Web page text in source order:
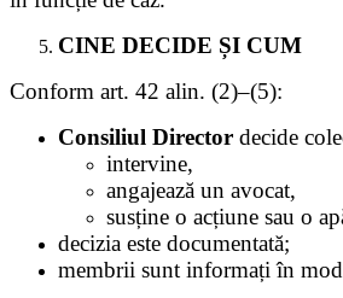
CINE DECIDE ȘI CUM
Conform art. 42 alin. (2)–(5):
Consiliul Director decide
intervine,
angajează un avocat,
susține o acțiune sau o
decizia este documentată;
membrii sunt informați în mod